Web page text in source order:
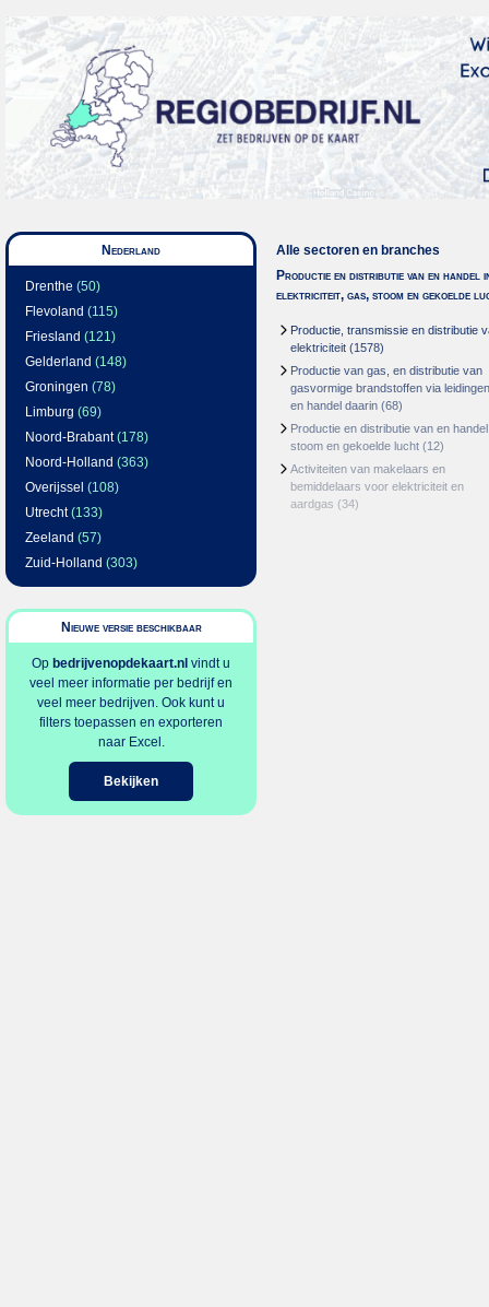
Nederland
Drenthe (50)
Flevoland (115)
Friesland (121)
Gelderland (148)
Groningen (78)
Limburg (69)
Noord-Brabant(178)
Noord-Holland (363)
Overijssel (108)
Utrecht(133)
Zeeland (57)
Zuid-Holland (303)
Nieuwe versie beschikbaar
Op bedrijvenopdekaart.nl vindt u
veel meer informatie per bedrijf en
veel meer bedrijven. Ook kunt u
filters toepassen en exporteren
naar Excel.
Bekijken
Alle sectoren en branches
Productie en distributie van en handel
elektriciteit, gas, stoom en gekoelde
Productie, transmissie en distributie
elektriciteit (1578)
Productie van gas, en distributie van
gasvormige brandstoffen via leidingen
en handel daarin (68)
Productie en distributie van en
stoom en gekoelde lucht (12)
Activiteiten van makelaars en
bemiddelaars voor elektriciteit en
aardgas (34)